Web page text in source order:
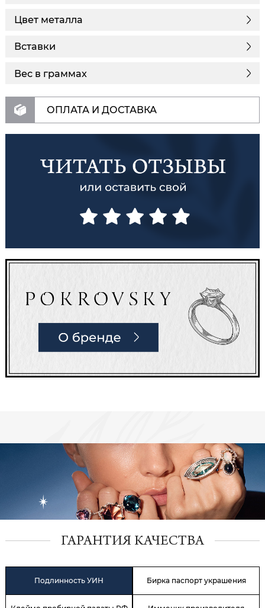
Цвет металла
Вставки
Вес в граммах
ОПЛАТА И ДОСТАВКА
ГАРАНТИЯ КАЧЕСТВА
Подлинность УИН Бирка паспорт украшения